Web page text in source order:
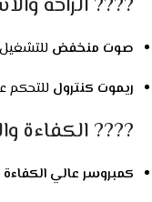
صوت منخفض
ريموت كنترول
???? الكفاءة
كمبروسر عالي الكفاءة